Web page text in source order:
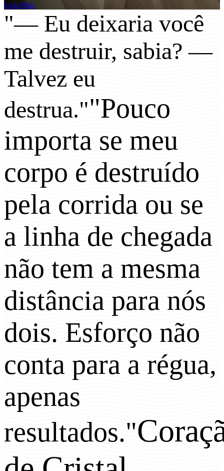
Leia Mais
"— Eu deixaria você
me destruir, sabia? —
Talvez eu
destrua.""Pouco
importa se meu
corpo é destruído
pela corrida ou se
a linha de chegada
não tem a mesma
distância para nós
dois. Esforço não
conta para a régua,
apenas
resultados."